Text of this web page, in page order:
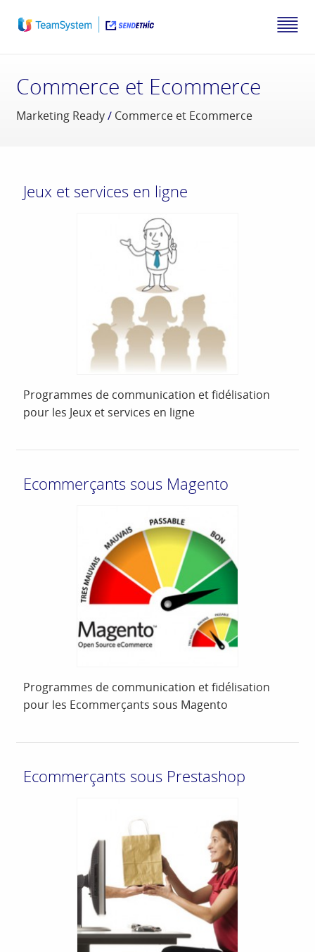
Commerce et Ecommerce
Marketing Ready/ Commerce et Ecommerce
Jeux et services en ligne
Programmes de communication et fidélisation
pour les Jeux et services en ligne
Ecommerçants sous Magento
Programmes de communication et fidélisation
pour les Ecommerçants sous Magento
Ecommerçants sous Prestashop